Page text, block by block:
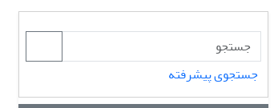
جستجوی پیشرفته